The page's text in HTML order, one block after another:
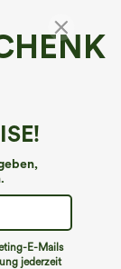
E-Mails
jederzeit
nicht